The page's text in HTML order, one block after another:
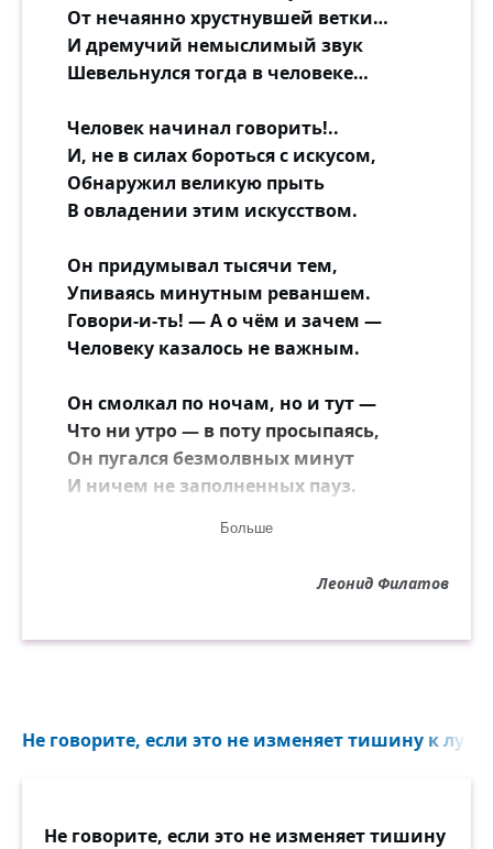
От нечаянно хрустнувшей ветки…
И дремучий немыслимый звук
Шевельнулся тогда в человеке…
Человек начинал говорить!..
И, не в силах бороться с искусом,
Обнаружил великую прыть
В овладении этим искусством.
Он придумывал тысячи тем,
Упиваясь минутным реваншем.
Говори-и-ть! — А о чём и зачем —
Человеку казалось не важным.
Он смолкал по ночам, но и тут —
Что ни утро — в поту просыпаясь,
Он пугался безмолвных минут
И ничем не заполненных пауз.
Но однажды случилась беда:
И к нему снизошла немота —
То мгновение, после чего
Больше
Леонид Филатов
Не говорите, если это не изменяет тишину к
Не говорите, если это не изменяет тишину